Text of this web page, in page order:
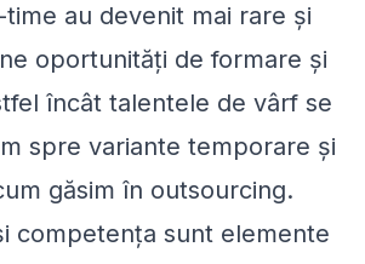
au devenit mai rare și
oportunități de formare și
încât talentele de vârf se
spre variante temporare și
găsim în outsourcing.
competența sunt elemente